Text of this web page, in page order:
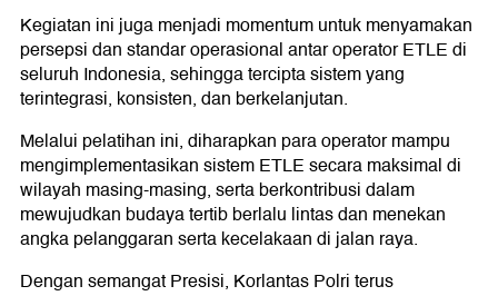
Kegiatan ini juga menjadi momentum untuk menyamakan
persepsi dan standar operasional antar operator ETLE di
seluruh Indonesia, sehingga tercipta sistem yang
terintegrasi, konsisten, dan berkelanjutan.
Melalui pelatihan ini, diharapkan para operator mampu
mengimplementasikan sistem ETLE secara maksimal di
wilayah masing-masing, serta berkontribusi dalam
mewujudkan budaya tertib berlalu lintas dan menekan
angka pelanggaran serta kecelakaan di jalan raya.
Dengan semangat Presisi, Korlantas Polri terus